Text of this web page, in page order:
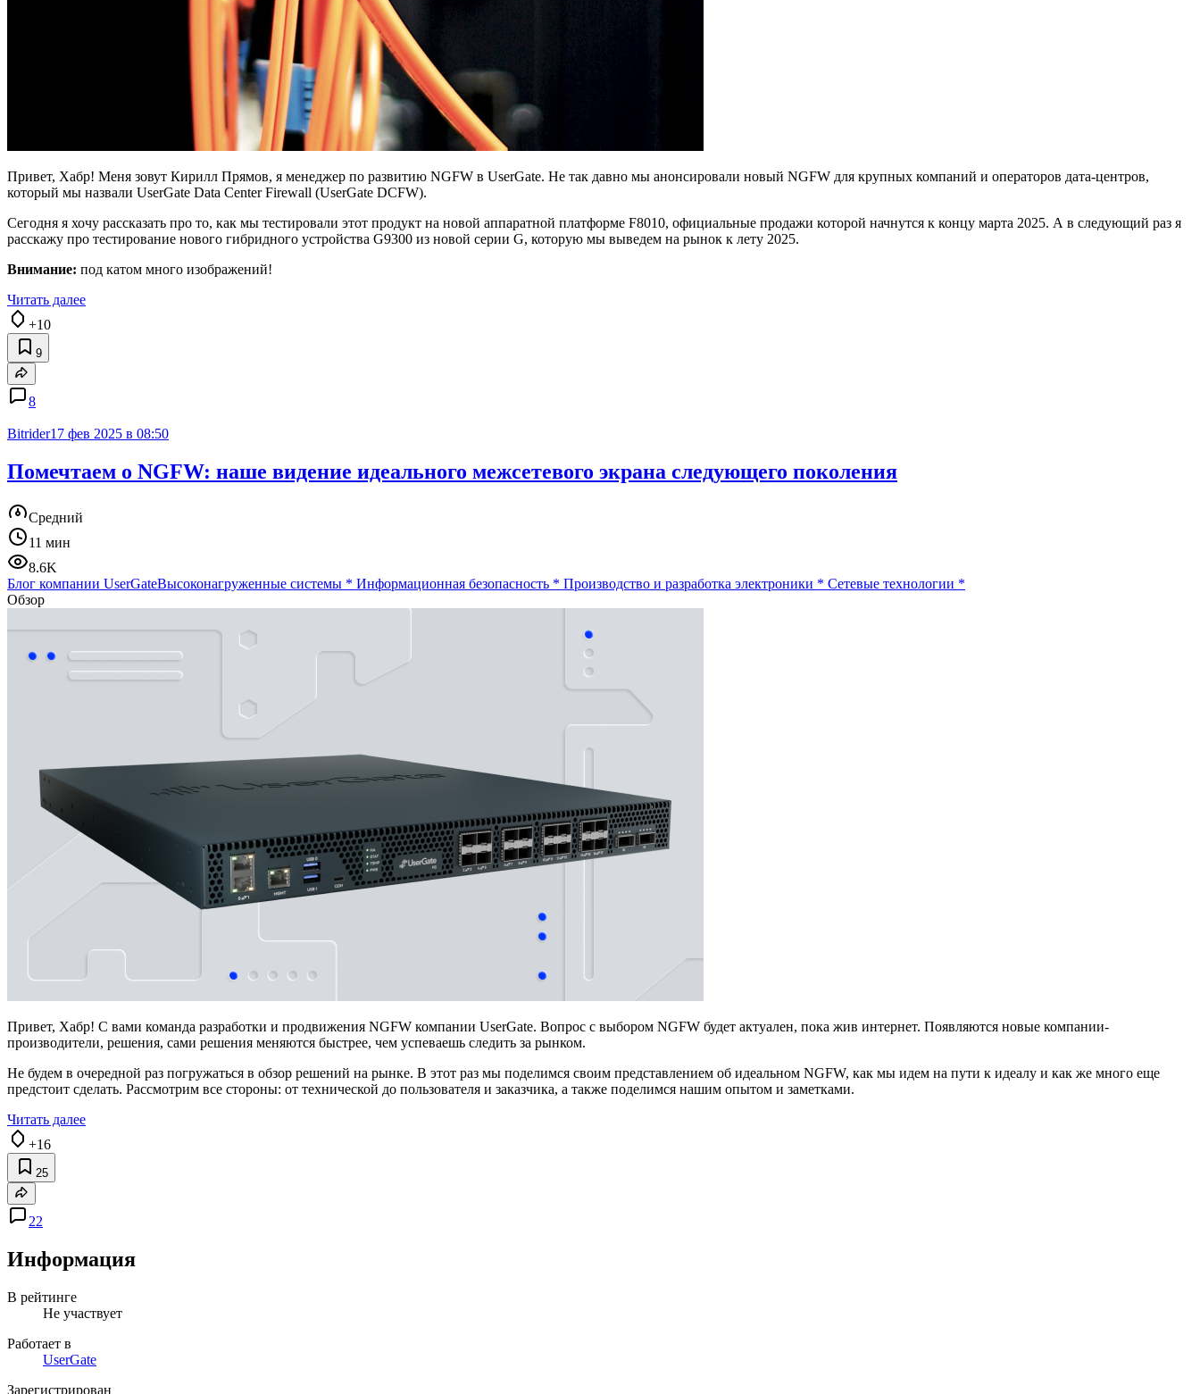
Привет, Хабр! Меня зовут Кирилл Прямов, я менеджер по развитию NGFW в UserGate. Не так давно мы анонсировали новый NGFW для крупных компаний и операторов дата-центров,
который мы назвали UserGate Data Center Firewall (UserGate DCFW).
Сегодня я хочу рассказать про то, как мы тестировали этот продукт на новой аппаратной платформе F8010, официальные продажи которой начнутся к концу марта 2025. А в следующий раз я
расскажу про тестирование нового гибридного устройства G9300 из новой серии G, которую мы выведем на рынок к лету 2025.
Внимание: под катом много изображений!
Читать далее
+10
9
8
Bitrider17 фев 2025 в 08:50
Помечтаем о NGFW: наше видение идеального межсетевого экрана следующего поколения
Средний
11 мин
8.6K
Блог компании UserGateВысоконагруженные системы * Информационная безопасность * Производство и разработка электроники * Сетевые технологии *
Обзор
Привет, Хабр! С вами команда разработки и продвижения NGFW компании UserGate. Вопрос с выбором NGFW будет актуален, пока жив интернет. Появляются новые компании-
производители, решения, сами решения меняются быстрее, чем успеваешь следить за рынком.
Не будем в очередной раз погружаться в обзор решений на рынке. В этот раз мы поделимся своим представлением об идеальном NGFW, как мы идем на пути к идеалу и как же много еще
предстоит сделать. Рассмотрим все стороны: от технической до пользователя и заказчика, а также поделимся нашим опытом и заметками.
Читать далее
+16
25
22
Информация
В рейтинге
Не участвует
Работает в
UserGate
Зарегистрирован